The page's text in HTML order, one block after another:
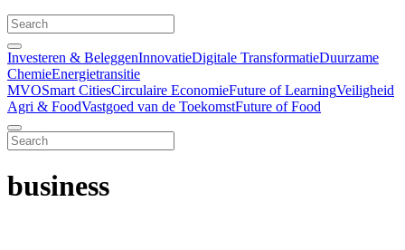
Investeren & BeleggenInnovatieDigitale TransformatieDuurzame
ChemieEnergietransitie
MVOSmart CitiesCirculaire EconomieFuture of LearningVeiligheid
Agri & FoodVastgoed van de ToekomstFuture of Food
business